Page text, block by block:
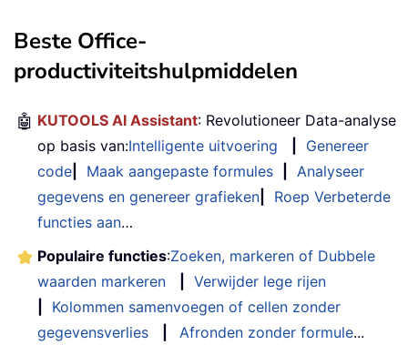
Beste Office-
productiviteitshulpmiddelen
🤖 KUTOOLS AI Assistant: Revolutioneer Data-analyse
op basis van:Intelligente uitvoering
Genereer
code
Maak aangepaste formules
Analyseer
gegevens en genereer grafieken
Roep Verbeterde
functies aan…
Populaire functies:Zoeken, markeren of Dubbele
waarden markeren
Verwijder lege rijen
Kolommen samenvoegen of cellen zonder
gegevensverlies
Afronden zonder formule...